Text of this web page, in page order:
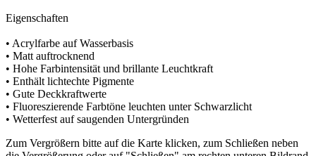
Eigenschaften
• Acrylfarbe auf Wasserbasis
• Matt auftrocknend
• Hohe Farbintensität und brillante Leuchtkraft
• Enthält lichtechte Pigmente
• Gute Deckkraftwerte
• Fluoreszierende Farbtöne leuchten unter Schwarzlicht
• Wetterfest auf saugenden Untergründen
Zum Vergrößern bitte auf die Karte klicken, zum Schließen neben